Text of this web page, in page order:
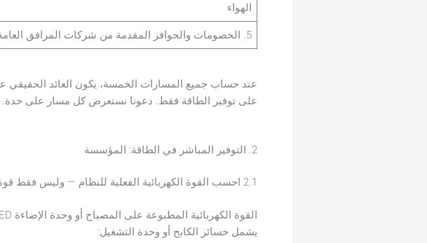
الهواء
5. الخصومات والحوافز المقدمة من شركات المرافق العامة
على توفير الطاقة فقط. دعونا نستعرض كل مسار على حدة.
2. التوفير المباشر في الطاقة: المؤسسة
2.1 احسب القوة الكهربائية الفعلية للنظام — وليس فقط قوة المصباح
القوة الكهربائية المطبوعة على المصباح أو وحدة الإضاءة LED هي
يشمل خسائر الكابح أو وحدة التشغيل: